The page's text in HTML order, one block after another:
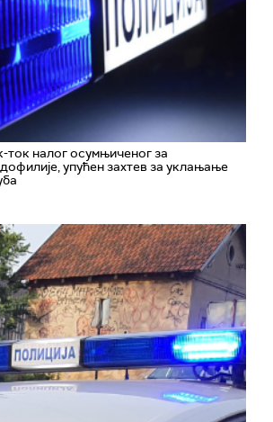
налог осумњиченог за
упућен захтев за уклањање